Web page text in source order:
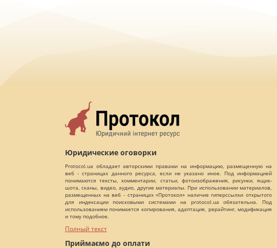
Юридические оговорки
Protocol.ua обладает авторскими правами на информацию, размещенную на
веб - страницах данного ресурса, если не указано иное. Под информацией
понимаются тексты, комментарии, статьи, фотоизображения, рисунки, ящик-
шота, сканы, видео, аудио, другие материалы. При использовании материалов,
размещенных на веб - страницах «Протокол» наличие гиперссылки открытого
для индексации поисковыми системами на protocol.ua обязательна. Под
использованием понимается копирования, адаптация, рерайтинг, модификация
и тому подобное.
Полный текст
Приймаємо до оплати